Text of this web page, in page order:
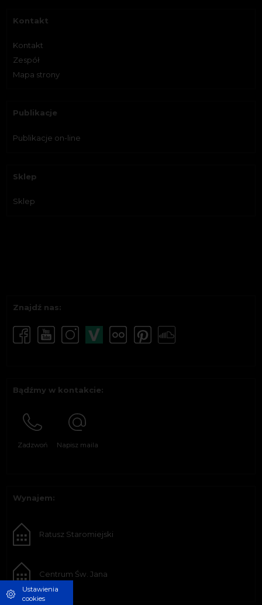
Kontakt
Kontakt
Zespół
Mapa strony
Publikacje
Publikacje on-line
Sklep
Sklep
Znajdź nas:
Bądźmy w kontakcie:
Zadzwoń Napisz maila
Wynajem:
Ratusz Staromiejski
Centrum Św. Jana
Ustawienia
cookies